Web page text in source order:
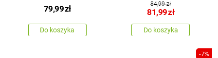
79,99zł
Do koszyka
84,99 zł
81,99zł
Do koszyka
-7%